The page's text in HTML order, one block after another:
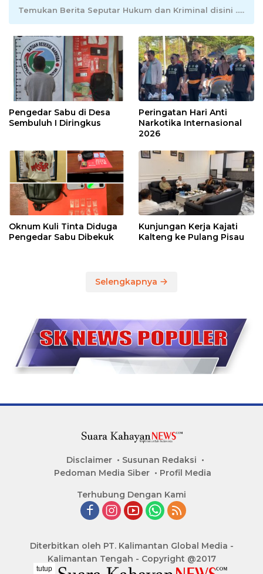
Temukan Berita Seputar Hukum dan Kriminal disini .....
Pengedar Sabu di Desa
Sembuluh I Diringkus
Peringatan Hari Anti
Narkotika Internasional
2026
Oknum Kuli Tinta Diduga
Pengedar Sabu Dibekuk
Kunjungan Kerja Kajati
Kalteng ke Pulang Pisau
Selengkapnya
Disclaimer
Susunan Redaksi
Pedoman Media Siber
Profil Media
Terhubung Dengan Kami
Diterbitkan oleh PT. Kalimantan Global Media -
Kalimantan Tengah - Copyright @2017
tutup